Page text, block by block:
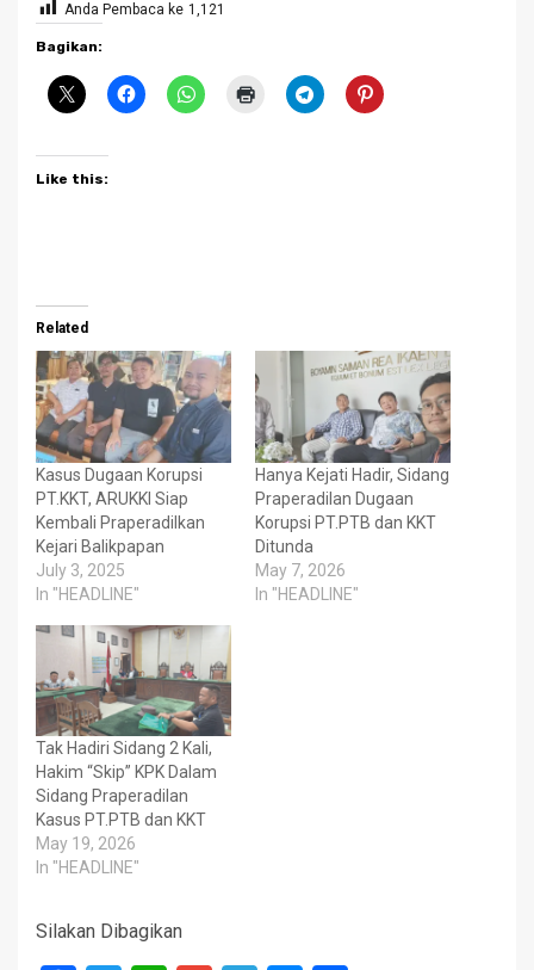
Anda Pembaca ke 1,121
Bagikan:
Like this:
Related
Kasus Dugaan Korupsi
PT.KKT, ARUKKI Siap
Kembali Praperadilkan
Kejari Balikpapan
July 3, 2025
In "HEADLINE"
Hanya Kejati Hadir, Sidang
Praperadilan Dugaan
Korupsi PT.PTB dan KKT
Ditunda
May 7, 2026
In "HEADLINE"
Tak Hadiri Sidang 2 Kali,
Hakim “Skip” KPK Dalam
Sidang Praperadilan
Kasus PT.PTB dan KKT
May 19, 2026
In "HEADLINE"
Silakan Dibagikan